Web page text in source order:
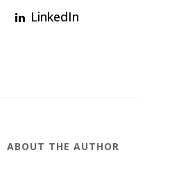
LinkedIn
ABOUT THE AUTHOR